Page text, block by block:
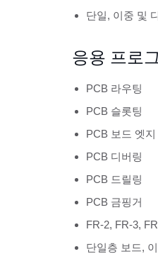
단일, 이중 및
응용 프로
PCB 라우팅
PCB 슬롯팅
PCB 보드 엣
PCB 디버링
PCB 드릴링
PCB 금핑거
FR-2, FR-3,
단일층 보드,